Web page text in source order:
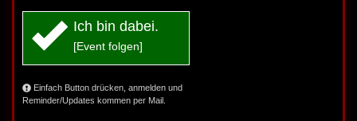
Ich bin dabei.
[Event folgen]
Einfach Button drücken, anmelden und
Reminder/Updates kommen per Mail.